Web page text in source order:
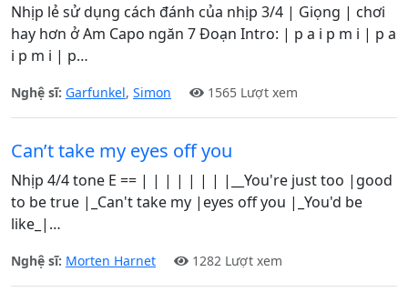
Nhịp lẻ sử dụng cách đánh của nhịp 3/4 | Giọng | chơi
hay hơn ở Am Capo ngăn 7 Đoạn Intro: | p a i p m i | p a
i p m i | p…
Nghệ sĩ: Garfunkel, Simon 1565 Lượt xem
Can’t take my eyes off you
Nhịp 4/4 tone E == | | | | | | | |__You're just too |good
to be true |_Can't take my |eyes off you |_You'd be
like_|…
Nghệ sĩ: Morten Harnet 1282 Lượt xem